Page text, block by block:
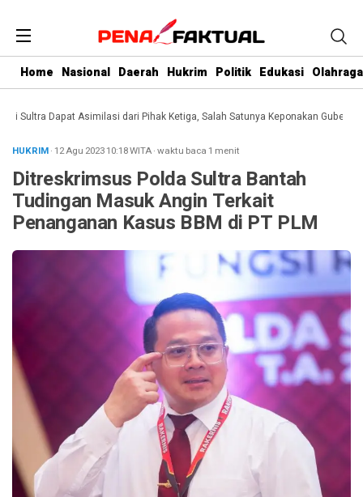
Home Nasional Daerah Hukrim Politik Edukasi Olahraga
Dapat Asimilasi dari Pihak Ketiga, Salah Satunya Keponakan Gubernur
HUKRIM· 12 Agu 202310:18WITA·waktu baca 1 menit
Ditreskrimsus Polda Sultra Bantah
Tudingan Masuk Angin Terkait
Penanganan Kasus BBM di PT PLM